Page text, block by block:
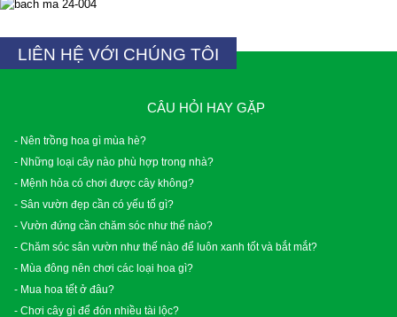
LIÊN HỆ VỚI CHÚNG TÔI
CÂU HỎI HAY GẶP
- Nên trồng hoa gì mùa hè?
- Những loại cây nào phù hợp trong nhà?
- Mệnh hỏa có chơi được cây không?
- Sân vườn đẹp cần có yếu tố gì?
- Vườn đứng cần chăm sóc như thế nào?
- Chăm sóc sân vườn như thế nào để luôn xanh tốt và bắt mắt?
- Mùa đông nên chơi các loại hoa gì?
- Mua hoa tết ở đâu?
- Chơi cây gì để đón nhiều tài lộc?